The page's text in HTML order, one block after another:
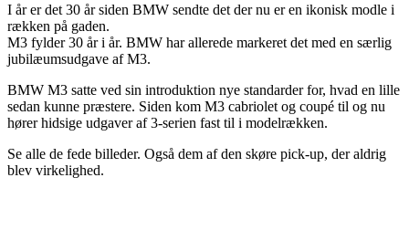
I år er det 30 år siden BMW sendte det der nu er en ikonisk modle i
rækken på gaden.
M3 fylder 30 år i år. BMW har allerede markeret det med en særlig
jubilæumsudgave af M3.
BMW M3 satte ved sin introduktion nye standarder for, hvad en lille
sedan kunne præstere. Siden kom M3 cabriolet og coupé til og nu
hører hidsige udgaver af 3-serien fast til i modelrækken.
Se alle de fede billeder. Også dem af den skøre pick-up, der aldrig
blev virkelighed.